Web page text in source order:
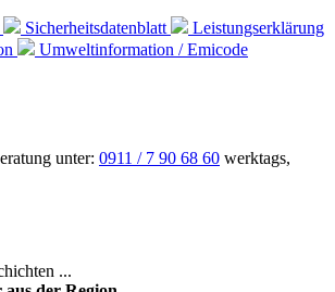
Sicherheitsdatenblatt
Leistungserklärung
Umweltinformation / Emicode
unter: 0911 / 7 90 68 60 werktags,
...